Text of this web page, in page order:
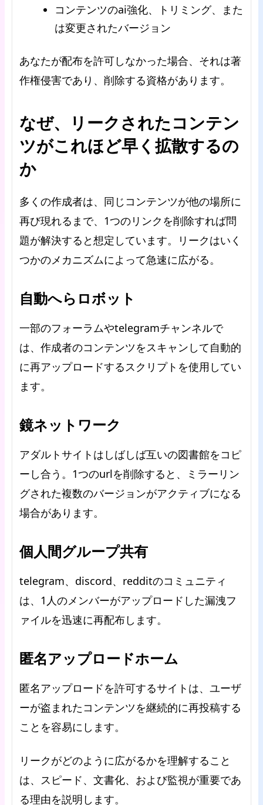
コンテンツのai強化、トリミング、また
は変更されたバージョン
あなたが配布を許可しなかった場合、それは著
作権侵害であり、削除する資格があります。
なぜ、リークされたコンテン
ツがこれほど早く拡散するの
か
多くの作成者は、同じコンテンツが他の場所に
再び現れるまで、1つのリンクを削除すれば問
題が解決すると想定しています。リークはいく
つかのメカニズムによって急速に広がる。
自動へらロボット
一部のフォーラムやtelegramチャンネルで
は、作成者のコンテンツをスキャンして自動的
に再アップロードするスクリプトを使用してい
ます。
鏡ネットワーク
アダルトサイトはしばしば互いの図書館をコピ
ーし合う。1つのurlを削除すると、ミラーリン
グされた複数のバージョンがアクティブになる
場合があります。
個人間グループ共有
telegram、discord、redditのコミュニティ
は、1人のメンバーがアップロードした漏洩フ
ァイルを迅速に再配布します。
匿名アップロードホーム
匿名アップロードを許可するサイトは、ユーザ
ーが盗まれたコンテンツを継続的に再投稿する
ことを容易にします。
リークがどのように広がるかを理解すること
は、スピード、文書化、および監視が重要であ
る理由を説明します。